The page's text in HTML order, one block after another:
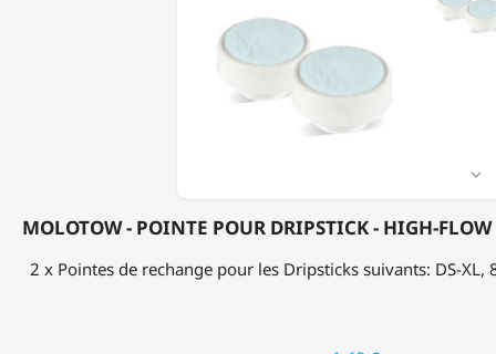
MOLOTOW - POINTE POUR DRIPSTICK - HIGH-

2 x Pointes de rechange pour les Dripsticks suivants: DS-XL,